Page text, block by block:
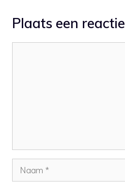
Plaats een reactie
Naam